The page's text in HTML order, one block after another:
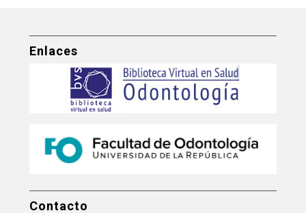
Enlaces
Contacto